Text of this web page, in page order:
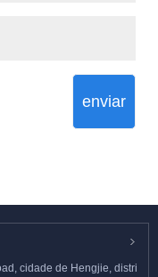
enviar
cidade de Hengjie, distri